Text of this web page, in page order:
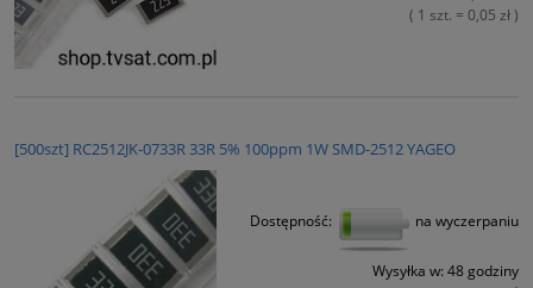
( 1 szt. = 0,05 zł )
[500szt] RC2512JK-0733R 33R 5% 100ppm 1W SMD-2512 YAGEO
Dostępność: na wyczerpaniu
Wysyłka w: 48 godziny